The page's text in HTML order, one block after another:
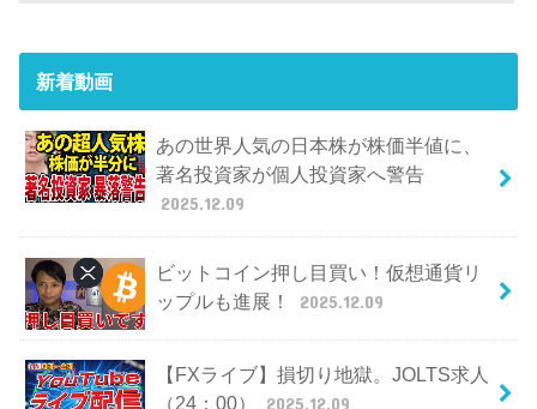
新着動画
あの世界人気の日本株が株価半値に、
著名投資家が個人投資家へ警告
2025.12.09
ビットコイン押し目買い！仮想通貨リ
ップルも進展！
2025.12.09
【FXライブ】損切り地獄。JOLTS求人
（24：00）
2025.12.09